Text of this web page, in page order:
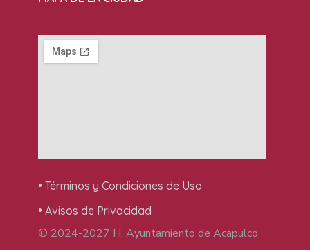
• Términos y Condiciones de Uso
• Avisos de Privacidad
© 2024-2027 H. Ayuntamiento de Acapulco